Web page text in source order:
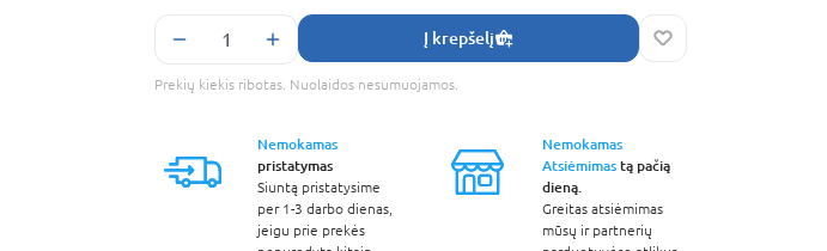
Į krepšelį
Prekių kiekis ribotas. Nuolaidos nesumuojamos.
Nemokamas
pristatymas
Siuntą pristatysime
per 1-3 darbo dienas,
jeigu prie prekės
Nemokamas
Atsiėmimastą pačią
dieną.
Greitas atsiėmimas
mūsų ir partnerių